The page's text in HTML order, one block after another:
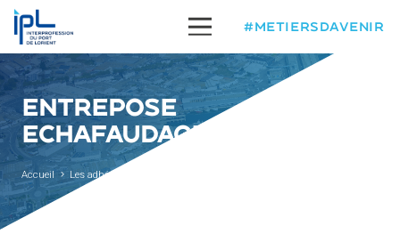
#METIERSDAVENIR
ENTREPOSE
ECHAFAUDAGES
Accueil Les adhérents